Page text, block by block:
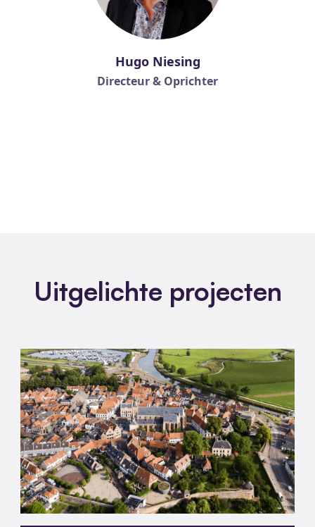
Hugo Niesing
Directeur & Oprichter
Uitgelichte projecten